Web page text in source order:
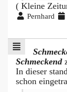
( Kleine
Pernhard
Schmeckend
In dieser
schon